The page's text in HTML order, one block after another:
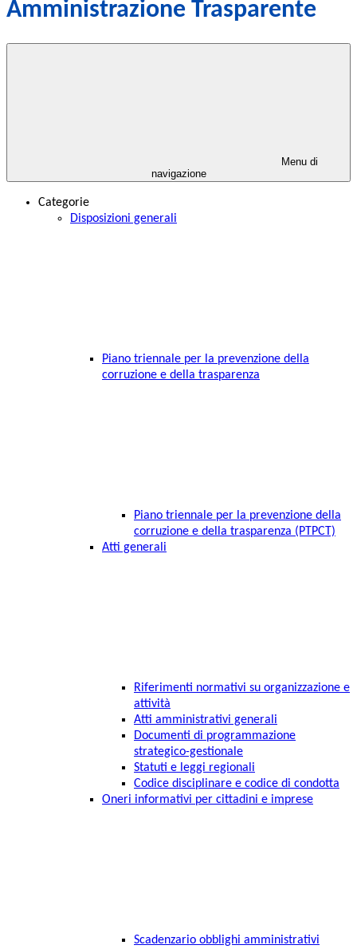
Amministrazione Trasparente
Menu di
navigazione
Categorie
Disposizioni generali
Piano triennale per la prevenzione della
corruzione e della trasparenza
Piano triennale per la prevenzione della
corruzione e della trasparenza (PTPCT)
Atti generali
Riferimenti normativi su organizzazione e
attività
Atti amministrativi generali
Documenti di programmazione
strategico-gestionale
Statuti e leggi regionali
Codice disciplinare e codice di condotta
Oneri informativi per cittadini e imprese
Scadenzario obblighi amministrativi